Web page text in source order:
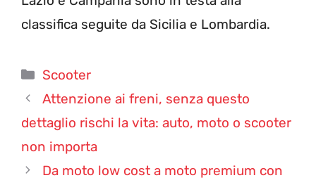
classifica seguite da Sicilia e Lombardia.
Categorie
Scooter
Attenzione ai freni, senza questo
dettaglio rischi la vita: auto, moto o scooter
non importa
Da moto low cost a moto premium con